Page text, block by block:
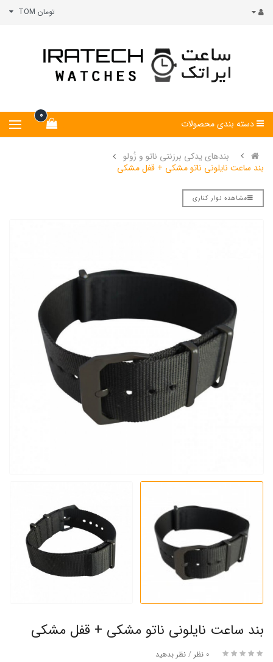
تومان TOM
0
دسته بندی محصولات
بندهای یدکی برزنتی ناتو و زُولو
بند ساعت نایلونی ناتو مشکی + قفل مشکی
مشاهده نوار کناری
بند ساعت نایلونی ناتو مشکی + قفل مشکی
0 نظر / نظر بدهید